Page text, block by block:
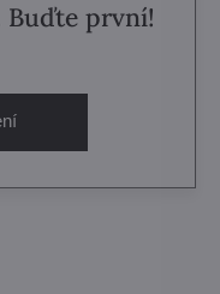
Buďte první!